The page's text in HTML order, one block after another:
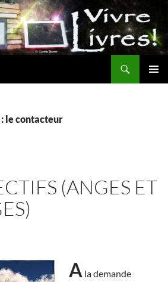
le contacteur
(ANGES ET
A la demande